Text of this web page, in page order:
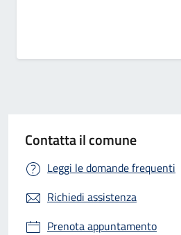
Contatta il comune
Leggi le domande frequenti
Richiedi assistenza
Prenota appuntamento